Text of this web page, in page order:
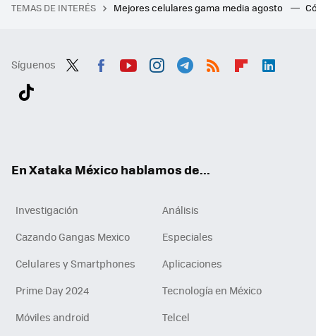
TEMAS DE INTERÉS Mejores celulares gama media agosto
Síguenos
En Xataka México hablamos de...
Investigación
Análisis
Cazando Gangas Mexico
Especiales
Celulares y Smartphones
Aplicaciones
Prime Day 2024
Tecnología en México
Móviles android
Telcel